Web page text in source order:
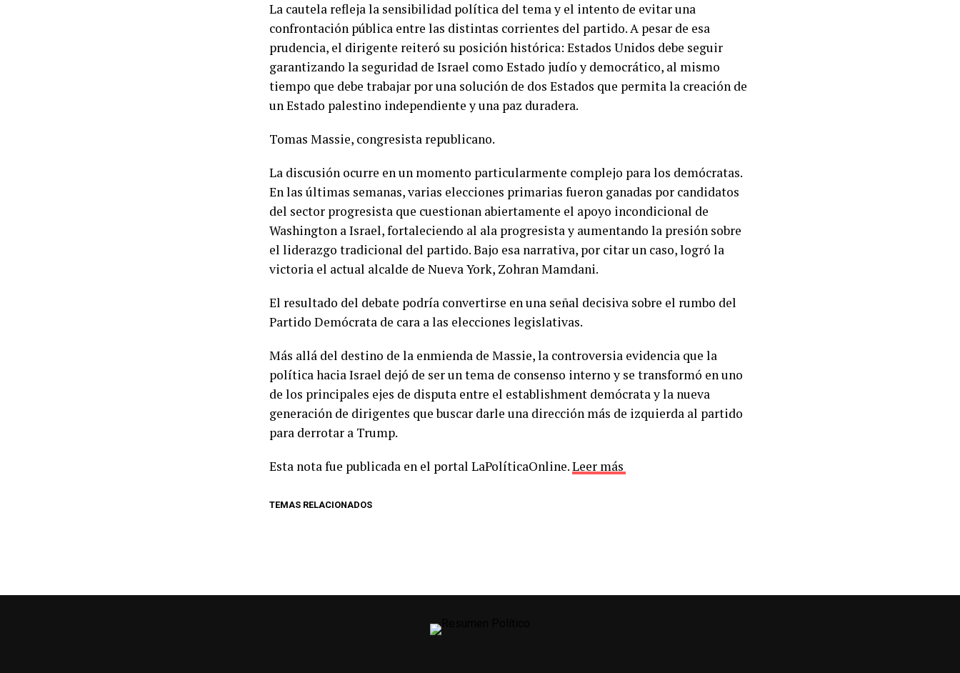
La cautela refleja la sensibilidad política del tema y el intento de evitar una
confrontación pública entre las distintas corrientes del partido. A pesar de esa
prudencia, el dirigente reiteró su posición histórica: Estados Unidos debe seguir
garantizando la seguridad de Israel como Estado judío y democrático, al mismo
tiempo que debe trabajar por una solución de dos Estados que permita la creación de
un Estado palestino independiente y una paz duradera.
Tomas Massie, congresista republicano.
La discusión ocurre en un momento particularmente complejo para los demócratas.
En las últimas semanas, varias elecciones primarias fueron ganadas por candidatos
del sector progresista que cuestionan abiertamente el apoyo incondicional de
Washington a Israel, fortaleciendo al ala progresista y aumentando la presión sobre
el liderazgo tradicional del partido. Bajo esa narrativa, por citar un caso, logró la
victoria el actual alcalde de Nueva York, Zohran Mamdani.
El resultado del debate podría convertirse en una señal decisiva sobre el rumbo del
Partido Demócrata de cara a las elecciones legislativas.
Más allá del destino de la enmienda de Massie, la controversia evidencia que la
política hacia Israel dejó de ser un tema de consenso interno y se transformó en uno
de los principales ejes de disputa entre el establishment demócrata y la nueva
generación de dirigentes que buscar darle una dirección más de izquierda al partido
para derrotar a Trump.
Esta nota fue publicada en el portal LaPolíticaOnline.Leer más
TEMAS RELACIONADOS